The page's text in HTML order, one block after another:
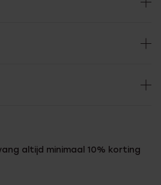
altijd minimaal 10% korting